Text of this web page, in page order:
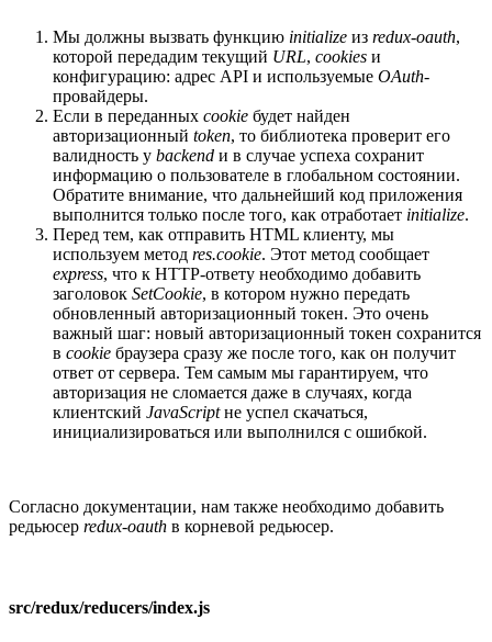
Мы должны вызвать функцию initialize из redux-oauth,
которой передадим текущий URL, cookies и
конфигурацию: адрес API и используемые OAuth-
провайдеры.
Если в переданных cookie будет найден
авторизационный token, то библиотека проверит его
валидность у backend и в случае успеха сохранит
информацию о пользователе в глобальном состоянии.
Обратите внимание, что дальнейший код приложения
выполнится только после того, как отработает initialize.
Перед тем, как отправить HTML клиенту, мы
используем метод res.cookie. Этот метод сообщает
express, что к HTTP-ответу необходимо добавить
заголовок SetCookie, в котором нужно передать
обновленный авторизационный токен. Это очень
важный шаг: новый авторизационный токен сохранится
в cookie браузера сразу же после того, как он получит
ответ от сервера. Тем самым мы гарантируем, что
авторизация не сломается даже в случаях, когда
клиентский JavaScriptне успел скачаться,
инициализироваться или выполнился с ошибкой.
Согласно документации, нам также необходимо добавить
редьюсер redux-oauth в корневой редьюсер.
src/redux/reducers/index.js